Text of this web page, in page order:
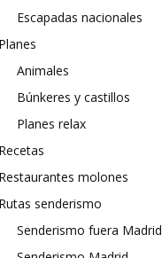
Escapadas nacionales
Animales
Búnkeres y castillos
Planes relax
molones
senderismo
Senderismo fuera Madrid